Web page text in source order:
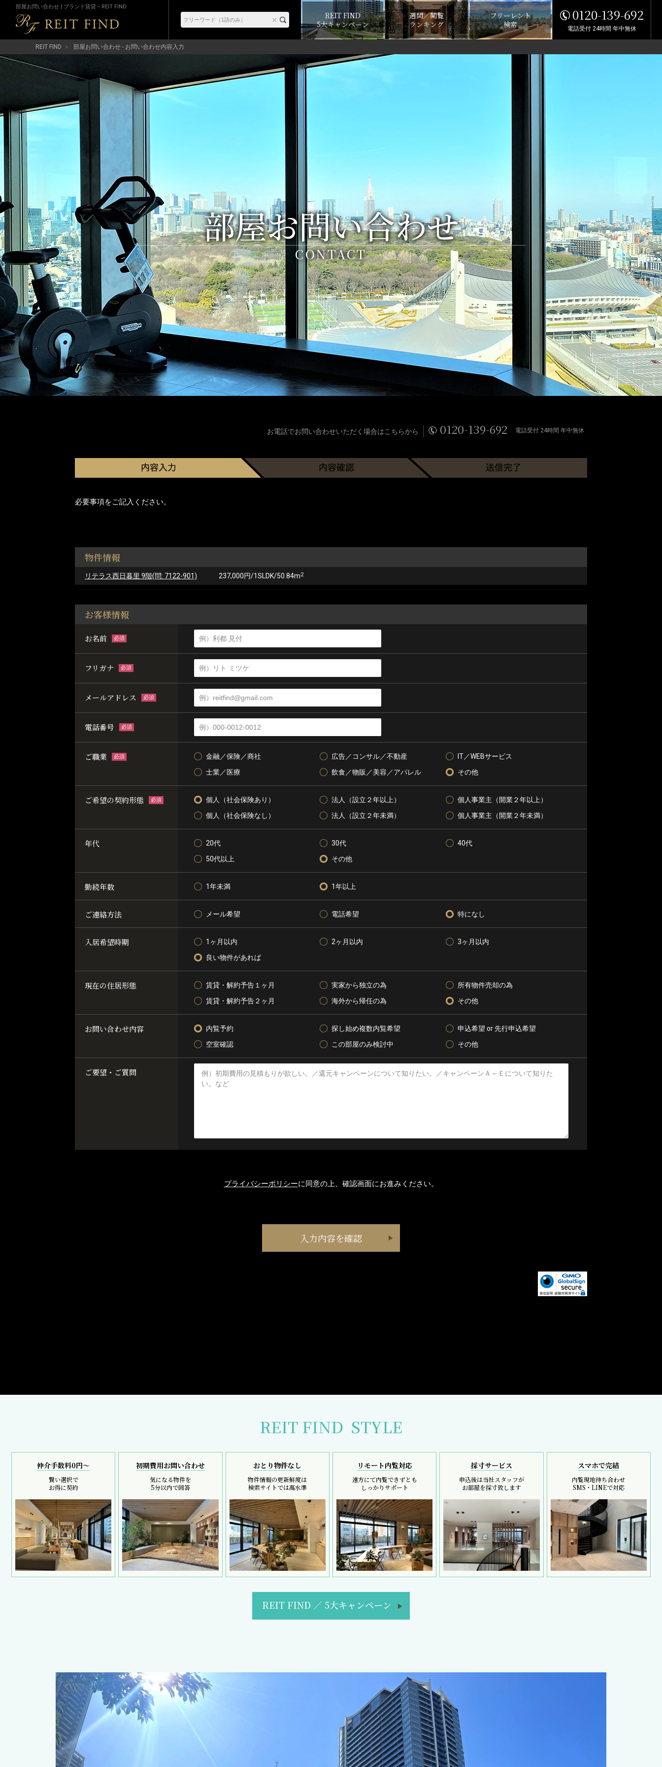
部屋お問い合わせ | ブランド賃貸－REIT FIND
REIT FIND
5大キャンペーン
週間／閲覧
ランキング
フリーレント
検索
0120-139-692
電話受付 24時間 年中無休
REIT FIND 部屋お問い合わせ - お問い合わせ内容入力
部屋お問い合わせ
CONTACT
お電話でお問い合わせいただく場合はこちらから 0120-139-692 電話受付 24時間 年中無休
必要事項をご記入ください。
物件情報
リテラス西日暮里 9階(問: 7122-901) 237,000円/1SLDK/50.84m2
お客様情報
お名前 必須
フリガナ 必須
メールアドレス 必須
電話番号 必須
ご職業 必須 金融／保険／商社 広告／コンサル／不動産
IT／WEBサービス
士業／医療
飲食／物販／美容／アパレル その他
ご希望の契約形態 必須 個人（社会保険あり） 法人（設立２年以上）
個人事業主（開業２年以上）
個人（社会保険なし）
法人（設立２年未満） 個人事業主（開業２年未満）
年代 20代 30代
40代
50代以上
その他
勤続年数 1年未満 1年以上
ご連絡方法 メール希望 電話希望 特になし
入居希望時期 1ヶ月以内 2ヶ月以内
3ヶ月以内
良い物件があれば
現在の住居形態 賃貸・解約予告１ヶ月 実家から独立の為
所有物件売却の為
賃貸・解約予告２ヶ月
海外から帰任の為 その他
お問い合わせ内容 内覧予約 探し始め複数内覧希望
申込希望 or 先行申込希望
空室確認
この部屋のみ検討中 その他
ご要望・ご質問
プライバシーポリシーに同意の上、確認画面にお進みください。
REIT FIND STYLE
仲介手数料0円～
賢い選択で
お得に契約
初期費用お問い合わせ
気になる物件を
5分以内で回答
おとり物件なし
物件情報の更新鮮度は
検索サイトでは高水準
リモート内覧対応
遠方にて内覧できずとも
しっかりサポート
採寸サービス
申込後は当社スタッフが
お部屋を採寸致します
スマホで完結
内覧現地待ち合わせ
SMS・LINEで対応
REIT FIND ／ 5大キャンペーン